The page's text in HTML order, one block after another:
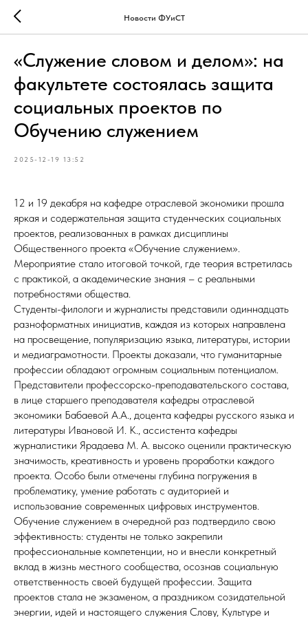
Новости ФУиСТ
«Служение словом и делом»: на
факультете состоялась защита
социальных проектов по
Обучению служением
2025-12-19 13:52
12 и 19 декабря на кафедре отраслевой экономики прошла
яркая и содержательная защита студенческих социальных
проектов, реализованных в рамках дисциплины
Общественного проекта «Обучение служением».
Мероприятие стало итоговой точкой, где теория встретилась
с практикой, а академические знания – с реальными
потребностями общества.
Студенты-филологи и журналисты представили одиннадцать
разноформатных инициатив, каждая из которых направлена
на просвещение, популяризацию языка, литературы, истории
и медиаграмотности. Проекты доказали, что гуманитарные
профессии обладают огромным социальным потенциалом.
Представители профессорско-преподавательского состава,
в лице старшего преподавателя кафедры отраслевой
экономики Бабаевой А.А., доцента кафедры русского языка и
литературы Ивановой И. К., ассистента кафедры
журналистики Ярадаева М. А. высоко оценили практическую
значимость, креативность и уровень проработки каждого
проекта. Особо были отмечены глубина погружения в
проблематику, умение работать с аудиторией и
использование современных цифровых инструментов.
Обучение служением в очередной раз подтвердило свою
эффективность: студенты не только закрепили
профессиональные компетенции, но и внесли конкретный
вклад в жизнь местного сообщества, осознав социальную
ответственность своей будущей профессии. Защита
проектов стала не экзаменом, а праздником созидательной
энергии, идей и настоящего служения Слову, Культуре и